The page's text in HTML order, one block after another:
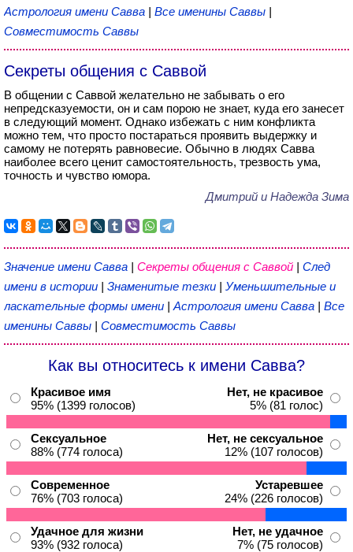
Астрология имени Савва | Все именины Саввы |
Совместимость Саввы
Секреты общения с Саввой
В общении с Саввой желательно не забывать о его
непредсказуемости, он и сам порою не знает, куда его занесет
в следующий момент. Однако избежать с ним конфликта
можно тем, что просто постараться проявить выдержку и
самому не потерять равновесие. Обычно в людях Савва
наиболее всего ценит самостоятельность, трезвость ума,
точность и чувство юмора.
Дмитрий и Надежда Зима
Значение имени Савва | Секреты общения с Саввой | След
имени в истории | Знаменитые тезки | Уменьшительные и
ласкательные формы имени | Астрология имени Савва | Все
именины Саввы | Совместимость Саввы
Как вы относитесь к имени Савва?
Красивое имя
95% (1399 голосов)
Нет, не красивое
5% (81 голос)
Сексуальное
88% (774 голоса)
Нет, не сексуальное
12% (107 голосов)
Современное
76% (703 голоса)
Устаревшее
24% (226 голосов)
Удачное для жизни
93% (932 голоса)
Нет, не удачное
7% (75 голосов)